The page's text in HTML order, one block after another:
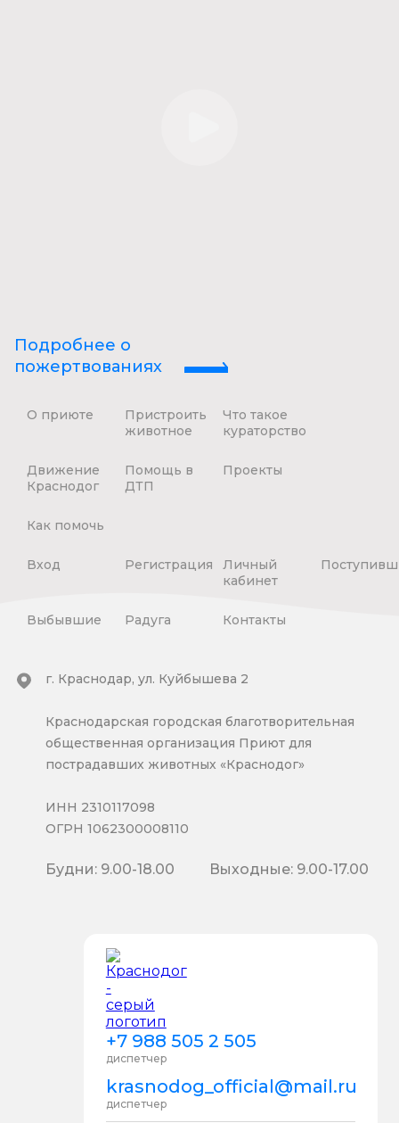
Подробнее о
пожертвованиях
О приюте
Пристроить
животное
Что такое
кураторство
Движение
Краснодог
Помощь в
ДТП
Проекты
Как помочь
Вход Регистрация
Личный
кабинет
Выбывшие Радуга Контакты
+7 988 505 2 505
диспетчер
krasnodog_official@mail.ru
диспетчер
г. Краснодар, ул. Куйбышева 2
Краснодарская городская благотворительная
общественная организация Приют для
пострадавших животных «Краснодог»
ИНН 2310117098
ОГРН 1062300008110
Будни: 9.00-18.00 Выходные: 9.00-17.00